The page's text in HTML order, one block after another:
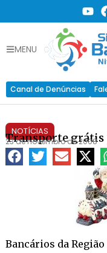
MENU
Canal de Denúncias
NOTÍCIAS
Transporte grátis
23 de novembro de 2008
Bancários da